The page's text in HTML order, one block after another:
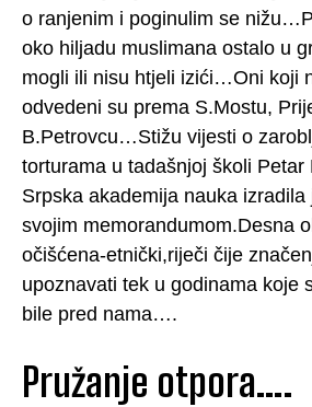
o ranjenim i poginulim se
oko hiljadu muslimana ostalo u
mogli ili nisu htjeli izići…Oni koji
odvedeni su prema S.Mostu,
B.Petrovcu…Stižu vijesti o
torturama u tadašnjoj školi
Srpska akademija nauka izradila
svojim memorandumom.Desna
očišćena-etnički,riječi čije
upoznavati tek u godinama koje
bile pred nama….
Pružanje otpora….